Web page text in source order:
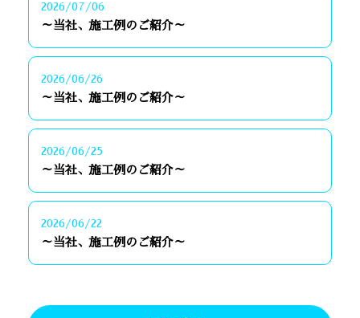
2026/07/06
～当社、施工例のご紹介～
2026/06/26
～当社、施工例のご紹介～
2026/06/25
～当社、施工例のご紹介～
2026/06/22
～当社、施工例のご紹介～